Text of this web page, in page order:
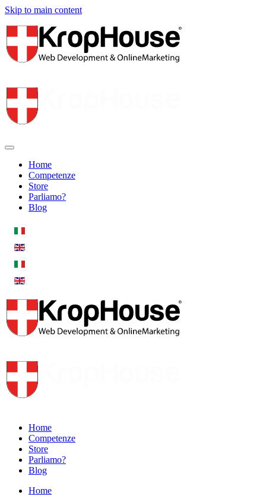
Skip to main content
Home
Competenze
Store
Parliamo?
Blog
Home
Competenze
Store
Parliamo?
Blog
Home